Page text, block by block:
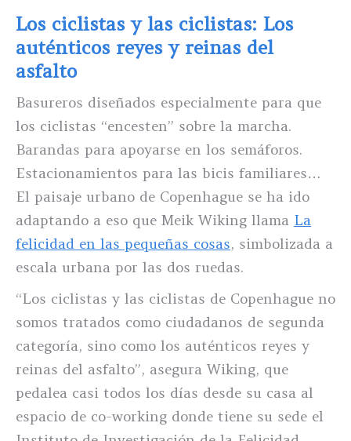
Los ciclistas y las ciclistas: Los
auténticos reyes y reinas del
asfalto
Basureros diseñados especialmente para que
los ciclistas “encesten” sobre la marcha.
Barandas para apoyarse en los semáforos.
Estacionamientos para las bicis familiares…
El paisaje urbano de Copenhague se ha ido
adaptando a eso que Meik Wiking llama La
felicidad en las pequeñas cosas, simbolizada a
escala urbana por las dos ruedas.
“Los ciclistas y las ciclistas de Copenhague no
somos tratados como ciudadanos de segunda
categoría, sino como los auténticos reyes y
reinas del asfalto”, asegura Wiking, que
pedalea casi todos los días desde su casa al
espacio de co-working donde tiene su sede el